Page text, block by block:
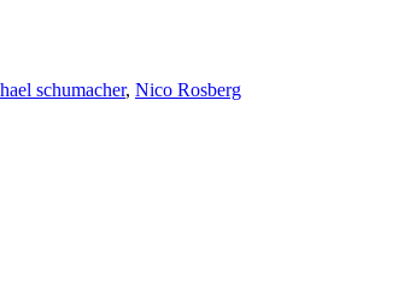
schumacher, Nico Rosberg